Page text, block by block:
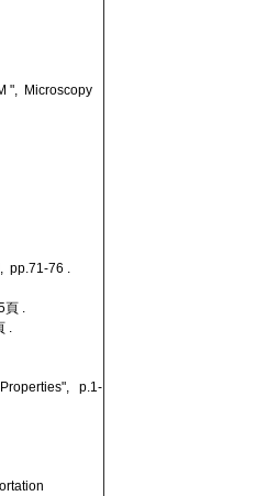
", Microscopy
pp.71-76 .
頁 .
.
Properties", p.1-